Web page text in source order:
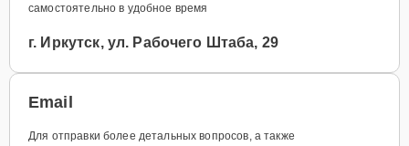
самостоятельно в удобное время
г. Иркутск, ул. Рабочего Штаба, 29
Email
Для отправки более детальных вопросов, а также